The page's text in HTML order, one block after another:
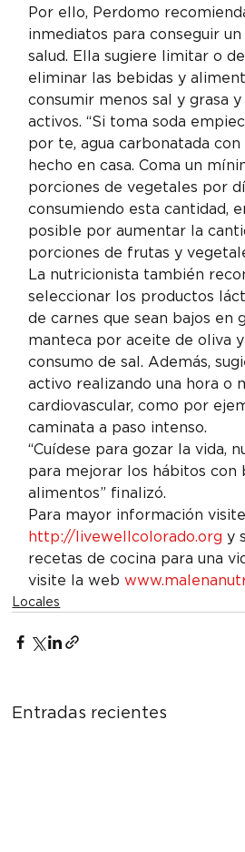
Por ello, Perdomo
inmediatos para conseguir
salud. Ella sugiere limitar o
eliminar las bebidas y
consumir menos sal y grasa
activos. “Si toma soda
por te, agua carbonatada con
hecho en casa. Coma un
porciones de vegetales por
consumiendo esta cantidad,
posible por aumentar la
porciones de frutas y
La nutricionista también
seleccionar los productos
de carnes que sean bajos en
manteca por aceite de oliva
consumo de sal. Además,
activo realizando una hora o
cardiovascular, como por
caminata a paso intenso.
“Cuídese para gozar la vida,
para mejorar los hábitos con
alimentos” finalizó.
Para mayor información
http://livewellcolorado.org y
recetas de cocina para una
visite la web
Locales
Entradas recientes